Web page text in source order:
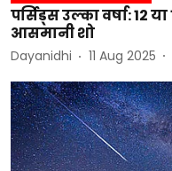
पर्सिड्स उल्का वर्षा: 12
आसमानी शो
Dayanidhi 11 Aug 2025